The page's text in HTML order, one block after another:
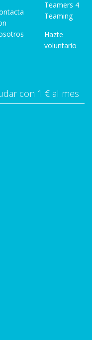
Teamers 4
Teaming
Hazte
voluntario
con 1 € al mes